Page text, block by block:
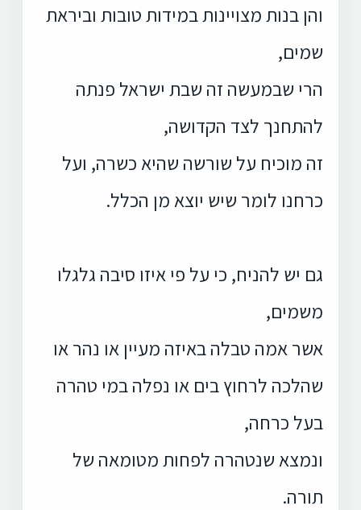
והן בנות מצויינות במידות טובות וביראת
שמים,
הרי שבמעשה זה שבת ישראל פנתה
להתחנך לצד הקדושה,
זה מוכיח על שורשה שהיא כשרה, ועל
כרחנו לומר שיש יוצא מן הכלל.
גם יש להניח, כי על פי איזו סיבה גלגלו
משמים,
אשר אמה טבלה באיזה מעיין או נהר או
שהלכה לרחוץ בים או נפלה במי טהרה
בעל כרחה,
ונמצא שנטהרה לפחות מטומאה של
תורה.